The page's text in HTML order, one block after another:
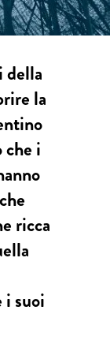
della
la
i
ricca
i suoi